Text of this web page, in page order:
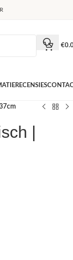
€
RECENSIES
|